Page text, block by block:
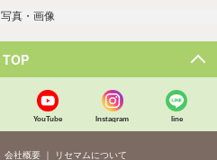
写真・画像
TOP
YouTube Instagram line
会社概要 リセマムについて